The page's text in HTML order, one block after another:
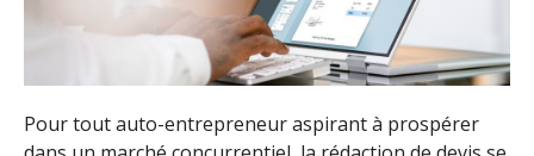
Pour tout auto-entrepreneur aspirant à prospérer